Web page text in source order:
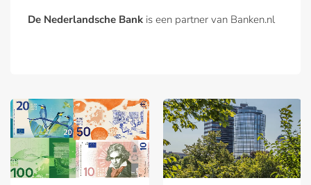
De Nederlandsche Bank is een partner van Banken.nl